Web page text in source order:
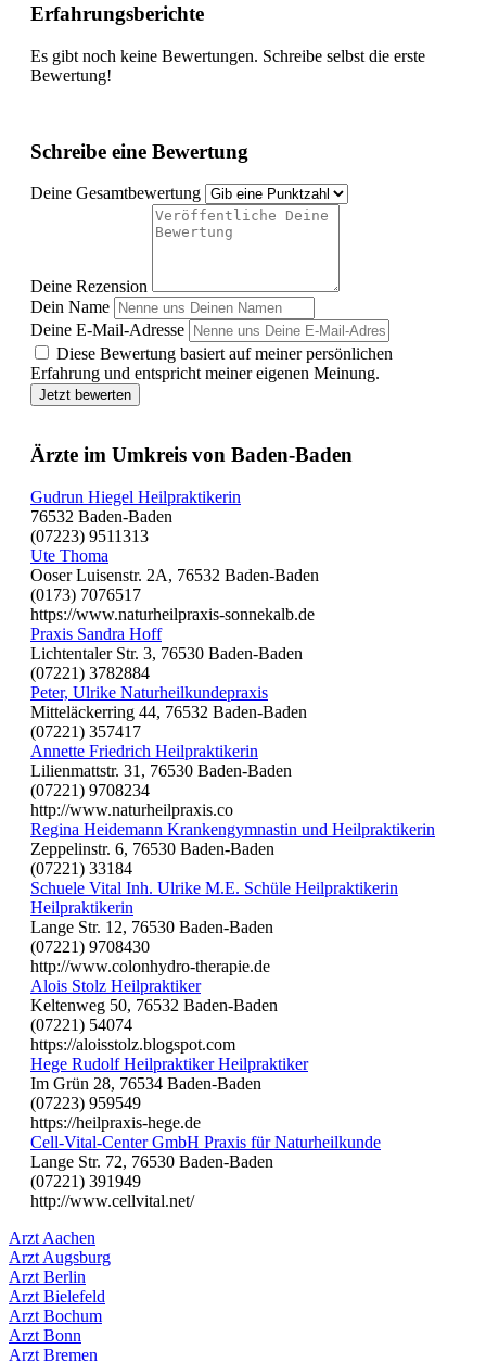
Erfahrungsberichte
Es gibt noch keine Bewertungen. Schreibe selbst die erste
Bewertung!
Schreibe eine Bewertung
Deine Gesamtbewertung
Deine Rezension
Dein Name
Deine E-Mail-Adresse
Diese Bewertung basiert auf meiner persönlichen
Erfahrung und entspricht meiner eigenen Meinung.
Jetzt bewerten
Ärzte im Umkreis von Baden-Baden
Gudrun Hiegel Heilpraktikerin
76532 Baden-Baden
(07223) 9511313
Ute Thoma
Ooser Luisenstr. 2A, 76532 Baden-Baden
(0173) 7076517
https://www.naturheilpraxis-sonnekalb.de
Praxis Sandra Hoff
Lichtentaler Str. 3, 76530 Baden-Baden
(07221) 3782884
Peter, Ulrike Naturheilkundepraxis
Mitteläckerring 44, 76532 Baden-Baden
(07221) 357417
Annette Friedrich Heilpraktikerin
Lilienmattstr. 31, 76530 Baden-Baden
(07221) 9708234
http://www.naturheilpraxis.co
Regina Heidemann Krankengymnastin und Heilpraktikerin
Zeppelinstr. 6, 76530 Baden-Baden
(07221) 33184
Schuele Vital Inh. Ulrike M.E. Schüle Heilpraktikerin
Heilpraktikerin
Lange Str. 12, 76530 Baden-Baden
(07221) 9708430
http://www.colonhydro-therapie.de
Alois Stolz Heilpraktiker
Keltenweg 50, 76532 Baden-Baden
(07221) 54074
https://aloisstolz.blogspot.com
Hege Rudolf Heilpraktiker Heilpraktiker
Im Grün 28, 76534 Baden-Baden
(07223) 959549
https://heilpraxis-hege.de
Cell-Vital-Center GmbH Praxis für Naturheilkunde
Lange Str. 72, 76530 Baden-Baden
(07221) 391949
http://www.cellvital.net/
Arzt Aachen
Arzt Augsburg
Arzt Berlin
Arzt Bielefeld
Arzt Bochum
Arzt Bonn
Arzt Bremen